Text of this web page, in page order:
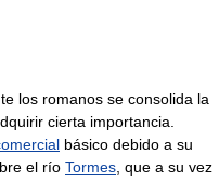
los romanos se consolida la
cierta importancia.
básico debido a su
el río Tormes , que a su vez